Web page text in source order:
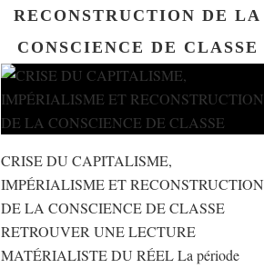
RECONSTRUCTION DE LA
CONSCIENCE DE CLASSE
CRISE DU CAPITALISME,
IMPÉRIALISME ET RECONSTRUCTION
DE LA CONSCIENCE DE CLASSE
RETROUVER UNE LECTURE
MATÉRIALISTE DU RÉEL La période